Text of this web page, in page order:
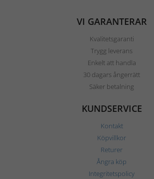
VI GARANTERAR
Kvalitetsgaranti
Trygg leverans
Enkelt att handla
30 dagars ångerrätt
Säker betalning
KUNDSERVICE
Kontakt
Köpvillkor
Returer
Ångra köp
Integritetspolicy